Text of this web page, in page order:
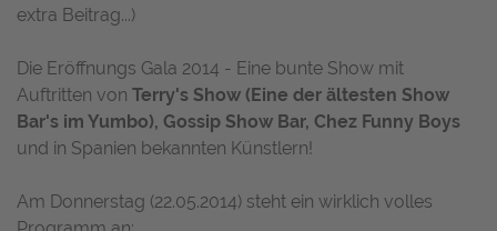
extra Beitrag...)
Die Eröffnungs Gala 2014 - Eine bunte Show mit
Auftritten von Terry's Show (Eine der ältesten Show
Bar's im Yumbo), Gossip Show Bar, Chez Funny Boys
und in Spanien bekannten Künstlern!
Am Donnerstag (22.05.2014) steht ein wirklich volles